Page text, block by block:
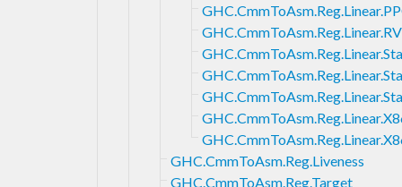
GHC.CmmToAsm.Reg.Liveness
GHC.CmmToAsm.Reg.Target